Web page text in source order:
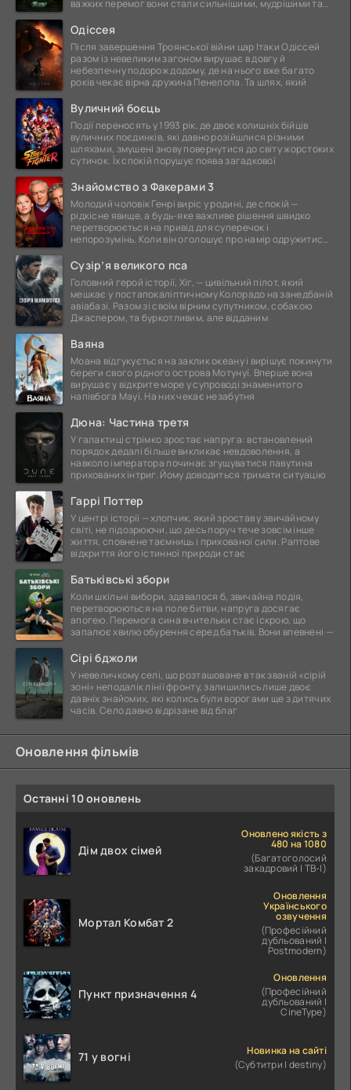
важких перемог вони стали сильнішими, мудрішими та
Одіссея
Після завершення Троянської війни цар Ітаки Одіссей
разом із невеликим загоном вирушає в довгу й
небезпечну подорож додому, де на нього вже багато
років чекає вірна дружина Пенелопа. Та шлях, який
Вуличний боєць
Події переносять у 1993 рік, де двоє колишніх бійців
вуличних поєдинків, які давно розійшлися різними
шляхами, змушені знову повернутися до світу жорстоких
сутичок. Їх спокій порушує поява загадкової
Знайомство з Факерами 3
Молодий чоловік Генрі виріс у родині, де спокій —
рідкісне явище, а будь-яке важливе рішення швидко
перетворюється на привід для суперечок і
непорозумінь. Коли він оголошує про намір одружитися,
Сузір’я великого пса
Головний герой історії, Хіг, — цивільний пілот, який
мешкає у постапокаліптичному Колорадо на занедбаній
авіабазі. Разом зі своїм вірним супутником, собакою
Джаспером, та буркотливим, але відданим
Ваяна
Моана відгукується на заклик океану і вирішує покинути
береги свого рідного острова Мотунуї. Вперше вона
вирушає у відкрите море у супроводі знаменитого
напівбога Мауї. На них чекає незабутня
Дюна: Частина третя
У галактиці стрімко зростає напруга: встановлений
порядок дедалі більше викликає невдоволення, а
навколо імператора починає згущуватися павутина
прихованих інтриг. Йому доводиться тримати ситуацію
Гаррі Поттер
У центрі історії — хлопчик, який зростав у звичайному
світі, не підозрюючи, що десь поруч тече зовсім інше
життя, сповнене таємниць і прихованої сили. Раптове
відкриття його істинної природи стає
Батьківські збори
Коли шкільні вибори, здавалося б, звичайна подія,
перетворюються на поле битви, напруга досягає
апогею. Перемога сина вчительки стає іскрою, що
запалює хвилю обурення серед батьків. Вони впевнені —
Сірі бджоли
У невеличкому селі, що розташоване в так званій «сірій
зоні» неподалік лінії фронту, залишились лише двоє
давніх знайомих, які колись були ворогами ще з дитячих
часів. Село давно відрізане від благ
Оновлення фільмів
Останні 10 оновлень
Дім двох сімей
Оновлено якість з
480 на 1080
(Багатоголосий
закадровий | ТВ-І)
Мортал Комбат 2
Оновлення
Українського
озвучення
(Професійний
дубльований |
Postmodern)
Пункт призначення 4
Оновлення
(Професійний
дубльований |
CineType)
71 у вогні
Новинка на сайті
(Субтитри | destiny)